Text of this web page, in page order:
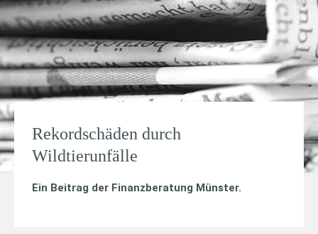
Rekordschäden durch
Wildtierunfälle
Ein Beitrag der Finanzberatung Münster.